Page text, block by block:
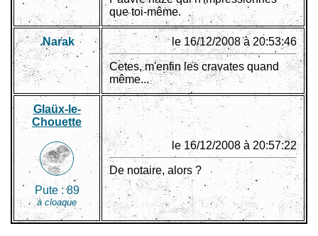
que toi-même.
.Narak le 16/12/2008 à 20:53:46
Cetes, m'enfin les cravates quand
même...
Glaüx-le-
Chouette
Pute :89
à cloaque
le 16/12/2008 à 20:57:22
De notaire, alors ?